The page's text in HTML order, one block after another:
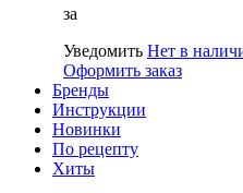
за
Уведомить Нет в
Оформить заказ
Бренды
Инструкции
Новинки
По рецепту
Хиты